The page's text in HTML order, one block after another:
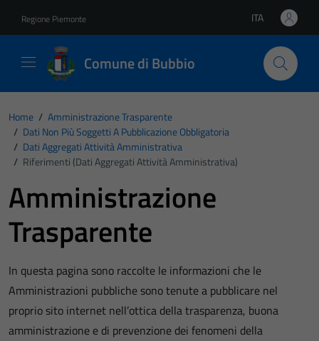
Regione Piemonte Lingua attiva:
ITA
Comune di Bubbio
Home / Amministrazione Trasparente
/ Dati Non Più Soggetti A Pubblicazione Obbligatoria
/ Dati Aggregati Attività Amministrativa
/ Riferimenti (Dati Aggregati Attività Amministrativa)
Amministrazione
Trasparente
In questa pagina sono raccolte le informazioni che le
Amministrazioni pubbliche sono tenute a pubblicare nel
proprio sito internet nell’ottica della trasparenza, buona
amministrazione e di prevenzione dei fenomeni della